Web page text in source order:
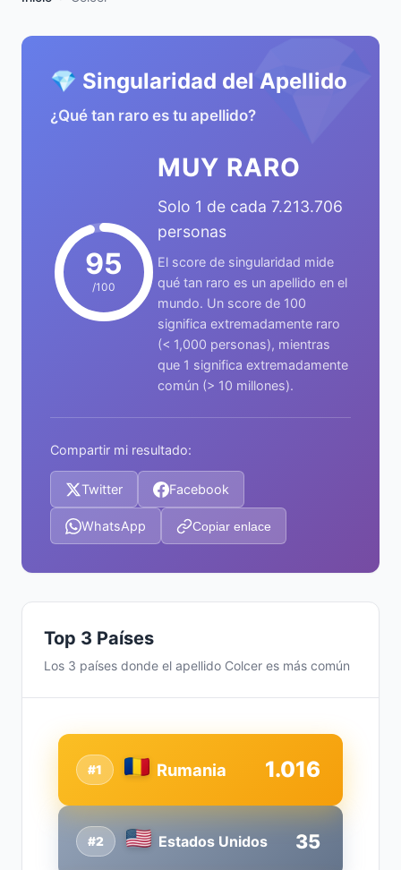
💎
💎 Singularidad del Apellido
¿Qué tan raro es tu apellido?
95
/100
MUY RARO
Solo 1 de cada 7.213.706
personas
El score de singularidad mide
qué tan raro es un apellido en el
mundo. Un score de 100
significa extremadamente raro
(< 1,000 personas), mientras
que 1 significa extremadamente
común (> 10 millones).
Compartir mi resultado:
Twitter Facebook
WhatsApp Copiar enlace
Top 3 Países
Los 3 países donde el apellido Colcer es más común
#2 Estados Unidos 35
#1 Rumania 1.016